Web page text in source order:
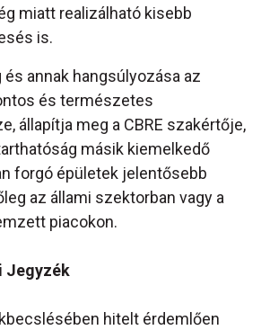
miatt realizálható kisebb
is.
annak hangsúlyozása az
és természetes
állapítja meg a CBRE szakértője,
másik kiemelkedő
forgó épületek jelentősebb
az állami szektorban vagy a
piacokon.
Jegyzék
hitelt érdemlően